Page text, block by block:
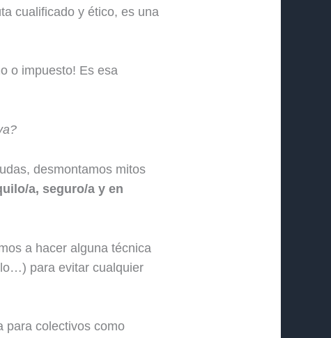
cualificado y ético, es una
o impuesto! Es esa
desmontamos mitos
a, seguro/a y en
a hacer alguna técnica
para evitar cualquier
para colectivos como